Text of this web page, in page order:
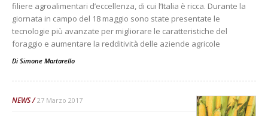
filiere agroalimentari d’eccellenza, di cui l’Italia è ricca. Durante la
giornata in campo del 18 maggio sono state presentate le
tecnologie più avanzate per migliorare le caratteristiche del
foraggio e aumentare la redditività delle aziende agricole
Di Simone Martarello
NEWS 27 Marzo 2017